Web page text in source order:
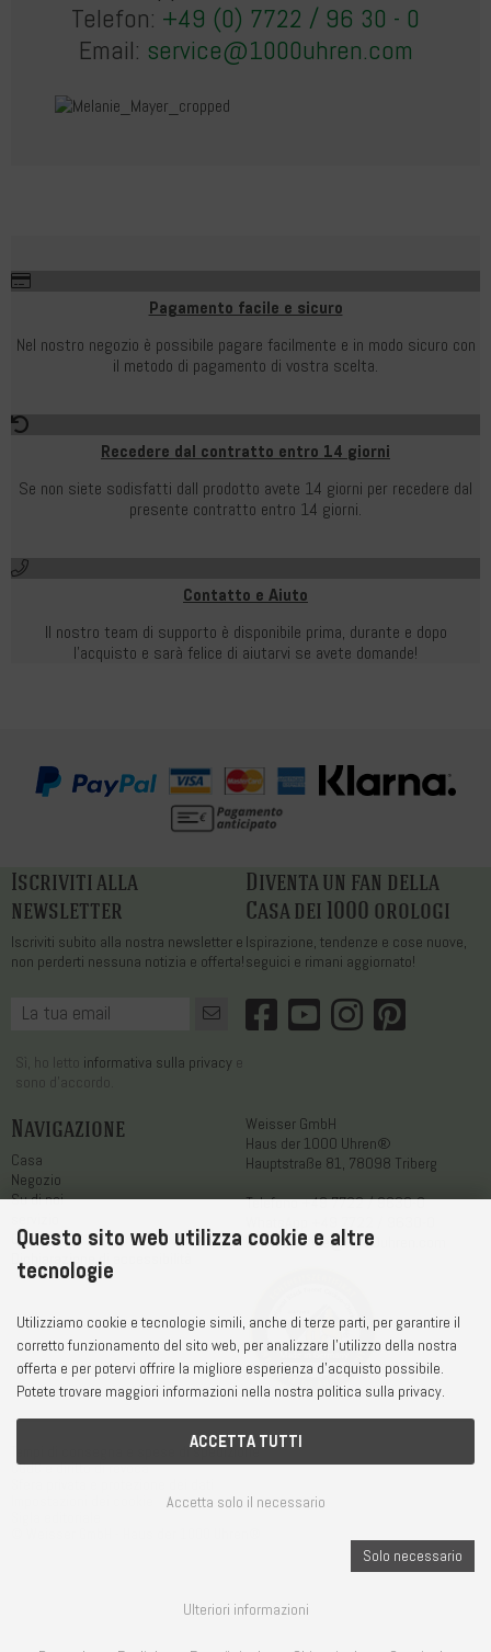
Telefon: +49 (0) 7722 / 96 30 - 0
Email: service@1000uhren.com
Pagamento facile e sicuro
Nel nostro negozio è possibile pagare facilmente e in modo sicuro con
il metodo di pagamento di vostra scelta.
Recedere dal contratto entro 14 giorni
Se non siete sodisfatti dall prodotto avete 14 giorni per recedere dal
presente contratto entro 14 giorni.
Contatto e Aiuto
Il nostro team di supporto è disponibile prima, durante e dopo
l'acquisto e sarà felice di aiutarvi se avete domande!
Iscriviti alla
newsletter
Iscriviti subito alla nostra newsletter e
non perderti nessuna notizia e offerta!
Sì, ho letto informativa sulla privacy e
sono d'accordo.
Diventa un fan della
Casa dei 1000 orologi
Ispirazione, tendenze e cose nuove,
seguici e rimani aggiornato!
Navigazione
Casa
Negozio
Su di noi
Contatto
Dichiarazione di accessibilità
Weisser GmbH
Haus der 1000 Uhren®
Hauptstraße 81, 78098 Triberg
Telefono+49 7722 / 9630-0
E-Mailservice@1000uhren.com
Tempi di consegna e spese di spedizione
CGdC e diritto di revoca
Questo sito web utilizza cookie e altre
tecnologie
Utilizziamo cookie e tecnologie simili, anche di terze parti, per garantire il
corretto funzionamento del sito web, per analizzare l'utilizzo della nostra
offerta e per potervi offrire la migliore esperienza d'acquisto possibile.
Potete trovare maggiori informazioni nella nostra politica sulla privacy.
ACCETTA TUTTI
Accetta solo il necessario
Solo necessario
Ulteriori informazioni